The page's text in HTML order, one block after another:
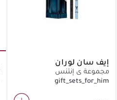
إيف سان لوران
مجموعة ي إنتنس
الاستكشافية
gift_sets_for_him